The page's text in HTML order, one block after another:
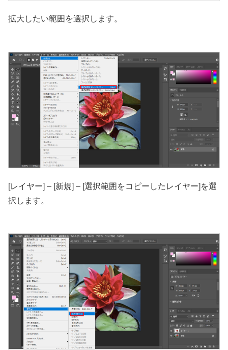
拡大したい範囲を選択します。
[レイヤー] – [新規] – [選択範囲をコピーしたレイヤー]を選
択します。